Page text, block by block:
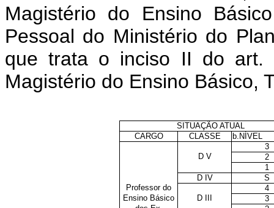
Magistério do Ensino
Pessoal do Ministério do
que trata o inciso II do art.
Magistério do Ensino Básico,
SITUAÇÃO ATUAL
CARGO
CLASSE
b.NÍVEL
3
D V
2
1
D IV
S
Professor do
4
Ensino Básico
D III
3